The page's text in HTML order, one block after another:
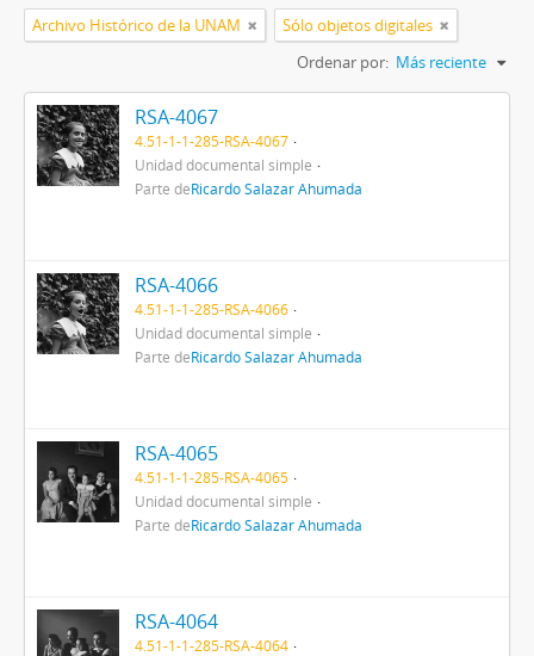
Archivo Histórico de la UNAM
Sólo objetos digitales
Ordenar por: Más reciente
RSA-4067
4.51-1-1-285-RSA-4067
Unidad documental simple
Parte deRicardo Salazar Ahumada
RSA-4066
4.51-1-1-285-RSA-4066
Unidad documental simple
Parte deRicardo Salazar Ahumada
RSA-4065
4.51-1-1-285-RSA-4065
Unidad documental simple
Parte deRicardo Salazar Ahumada
RSA-4064
4.51-1-1-285-RSA-4064